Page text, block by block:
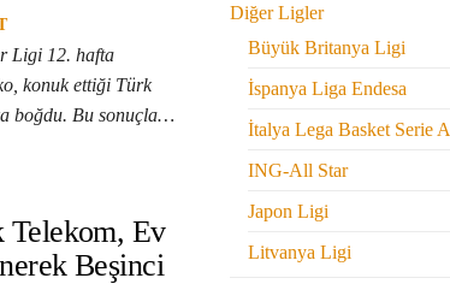
Ligi 12. hafta
konuk ettiği Türk
boğdu. Bu sonuçla…
Telekom, Ev
Beşinci
Diğer Ligler
Büyük Britanya Ligi
İspanya Liga Endesa
İtalya Lega Basket Serie A
ING-All Star
Japon Ligi
Litvanya Ligi